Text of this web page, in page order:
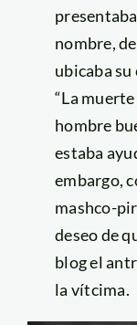
nombre,
ubicaba su
“La
hombre
estaba
embargo,
mashco-
deseo de
blog el
la vítcima.